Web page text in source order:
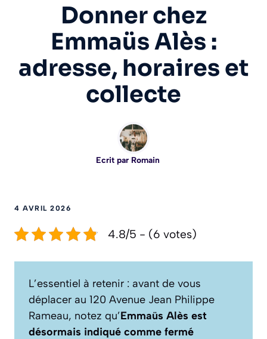
Donner chez
Emmaüs Alès :
adresse, horaires et
collecte
Ecrit par Romain
4 AVRIL 2026
4.8/5 - (6 votes)
L’essentiel à retenir : avant de vous
déplacer au 120 Avenue Jean Philippe
Rameau, notez qu’Emmaüs Alès est
désormais indiqué comme fermé